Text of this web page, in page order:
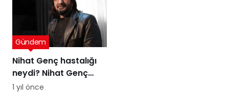
Nihat Genç hastalığı
neydi? Nihat Genç
cenaze töreni ne
Gündem
1 yıl önce